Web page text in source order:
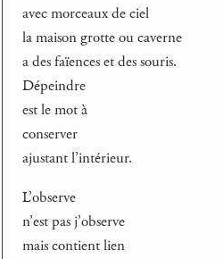
avec morceaux de ciel
la maison grotte ou caverne
a des faïences et des souris.
Dépeindre
est le mot à
conserver
ajustant l’intérieur.
L’observe
n’est pas j’observe
mais contient lien